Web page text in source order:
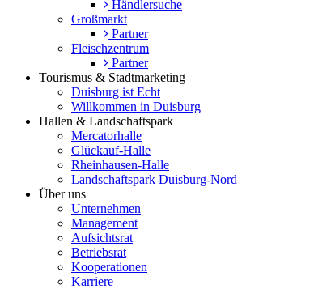
Händlersuche
Großmarkt
Partner
Fleischzentrum
Partner
Tourismus & Stadtmarketing
Duisburg ist Echt
Willkommen in Duisburg
Hallen & Landschaftspark
Mercatorhalle
Glückauf-Halle
Rheinhausen-Halle
Landschaftspark Duisburg-Nord
Über uns
Unternehmen
Management
Aufsichtsrat
Betriebsrat
Kooperationen
Karriere